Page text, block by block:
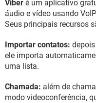
GUIA DE COMPRAS
Viber é um aplicativo
áudio e vídeo usando
Seus principais recursos
Importar contatos:
ele importa
uma lista.
Chamada: além de
modo videoconferência,